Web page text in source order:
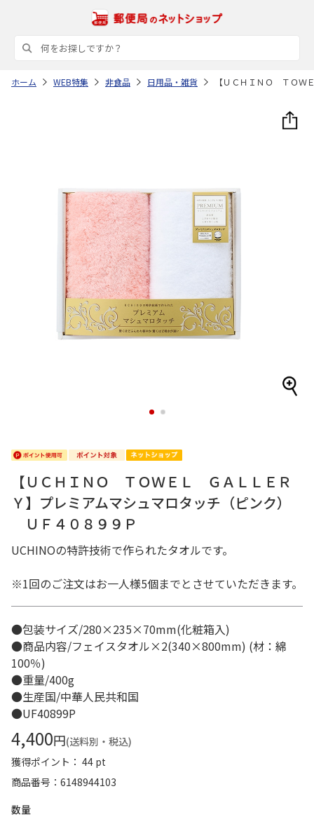
ホーム WEB特集 非食品 日用品・雑貨 【ＵＣＨＩＮＯ ＴＯＷ
1 2
【ＵＣＨＩＮＯ ＴＯＷＥＬ ＧＡＬＬＥＲ
Ｙ】プレミアムマシュマロタッチ（ピンク）
ＵＦ４０８９９Ｐ
UCHINOの特許技術で作られたタオルです。
※1回のご注文はお一人様5個までとさせていただきます。
●包装サイズ/280×235×70mm(化粧箱入)
●商品内容/フェイスタオル×2(340×800mm) (材：綿
100％)
●重量/400g
●生産国/中華人民共和国
●UF40899P
4,400円(送料別・税込)
獲得ポイント： 44 pt
商品番号
6148944103
数量